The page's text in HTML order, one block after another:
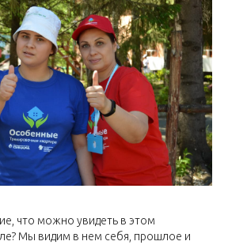
что можно увидеть в этом
Мы видим в нем себя, прошлое и